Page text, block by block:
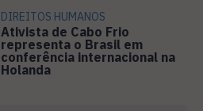
DIREITOS HUMANOS
Ativista de Cabo Frio
representa o Brasil em
conferência internacional na
Holanda